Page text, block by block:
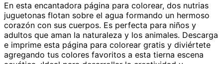
En esta encantadora página para colorear, dos nutrias
juguetonas flotan sobre el agua formando un hermoso
corazón con sus cuerpos. Es perfecta para niños y
adultos que aman la naturaleza y los animales. Descarga
e imprime esta página para colorear gratis y diviértete
agregando tus colores favoritos a esta tierna escena